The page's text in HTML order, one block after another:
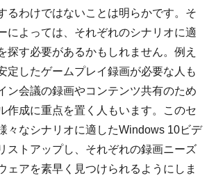
るわけではないことは明らかです。そ
によっては、それぞれのシナリオに適
探す必要があるかもしれません。例え
定したゲームプレイ録画が必要な人も
ン会議の録画やコンテンツ共有のため
作成に重点を置く人もいます。このセ
々なシナリオに適したWindows 10ビデ
ストアップし、それぞれの録画ニーズ
ェアを素早く見つけられるようにしま